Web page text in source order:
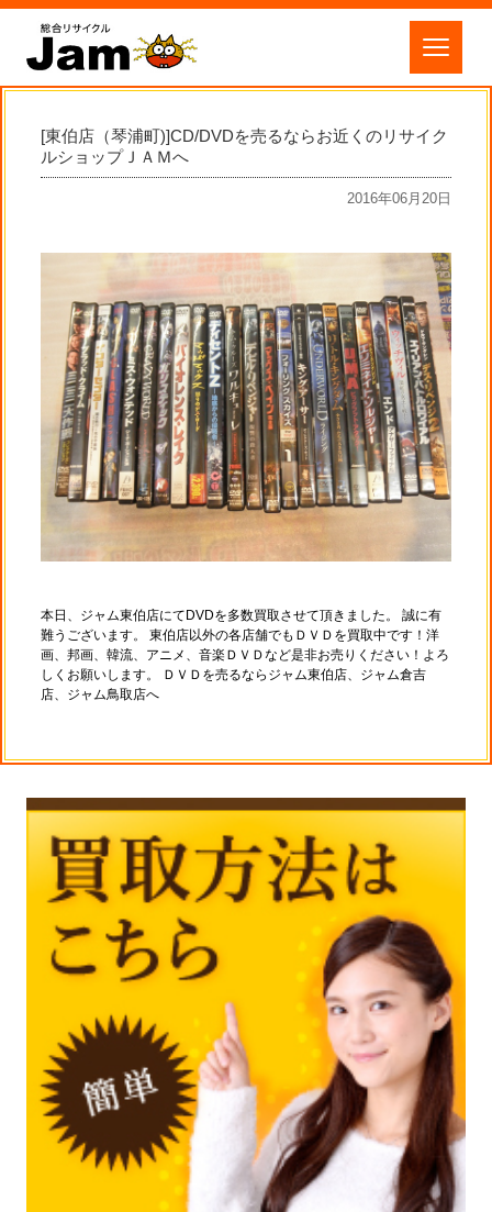
[東伯店（琴浦町)]CD/DVDを売るならお近くのリサイク
ルショップＪＡＭへ
2016年06月20日
本日、ジャム東伯店にてDVDを多数買取させて頂きました。 誠に有
難うございます。 東伯店以外の各店舗でもＤＶＤを買取中です！洋
画、邦画、韓流、アニメ、音楽ＤＶＤなど是非お売りください！よろ
しくお願いします。 ＤＶＤを売るならジャム東伯店、ジャム倉吉
店、ジャム鳥取店へ